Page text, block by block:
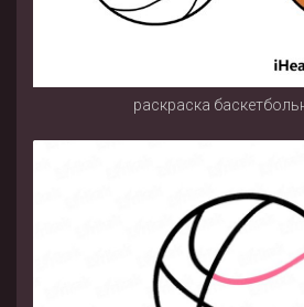
раскраска